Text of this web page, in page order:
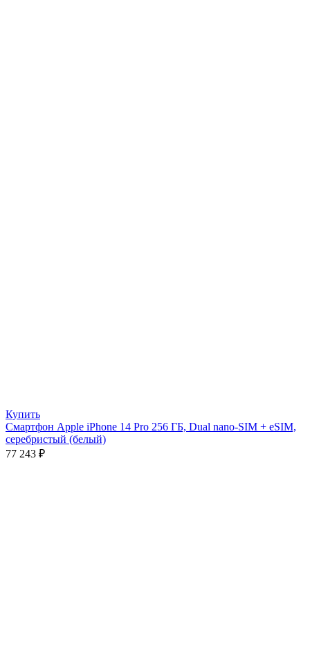
Купить
Смартфон Apple iPhone 14 Pro 256 ГБ, Dual nano-SIM + eSIM,
серебристый (белый)
77 243 ₽